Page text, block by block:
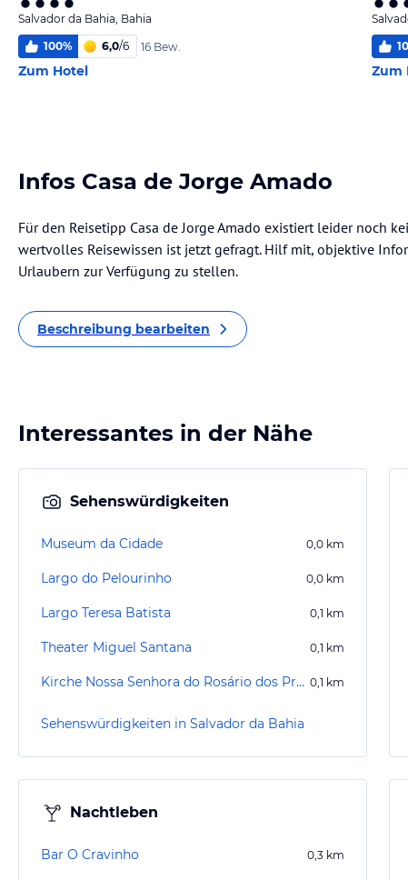
Salvador da Bahia, Bahia
100% 6,0/6 16 Bew.
Zum Hotel Zum
Infos Casa de Jorge Amado
Für den Reisetipp Casa de Jorge Amado existiert leider noch
wertvolles Reisewissen ist jetzt gefragt. Hilf mit, objektive
Urlaubern zur Verfügung zu stellen.
Beschreibung bearbeiten
Interessantes in der Nähe
Sehenswürdigkeiten
Museum da Cidade 0,0 km
Largo do Pelourinho 0,0 km
Largo Teresa Batista 0,1 km
Theater Miguel Santana 0,1 km
Kirche Nossa Senhora do Rosário dos Pretos 0,1 km
Sehenswürdigkeiten in Salvador da Bahia
Nachtleben
Bar O Cravinho 0,3 km